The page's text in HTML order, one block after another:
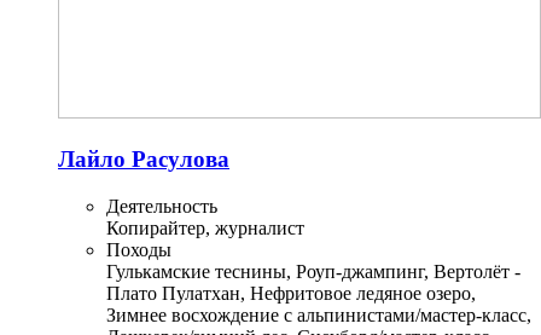
Лайло Расулова
Деятельность
Копирайтер, журналист
Походы
Гулькамские теснины, Роуп-джампинг, Вертолёт -
Плато Пулатхан, Нефритовое ледяное озеро,
Зимнее восхождение с альпинистами/мастер-класс,